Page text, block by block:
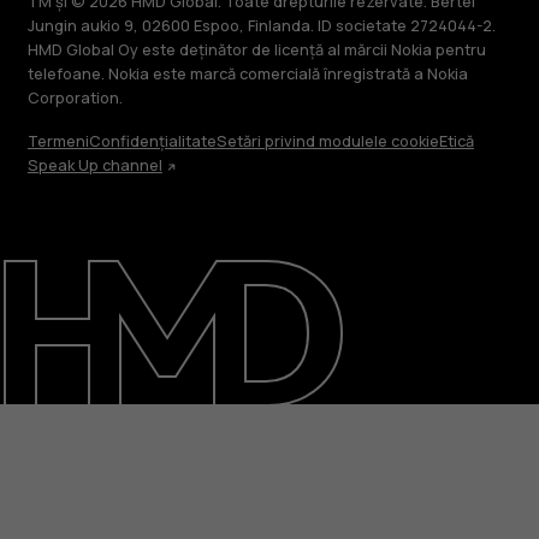
Jungin aukio 9, 02600 Espoo, Finlanda. ID societate 2724044-2.
HMD Global Oy este deținător de licență al mărcii Nokia pentru
telefoane. Nokia este marcă comercială înregistrată a Nokia
Corporation.
TermeniConfidențialitateSetări privind modulele cookieEtică
Speak Up channel